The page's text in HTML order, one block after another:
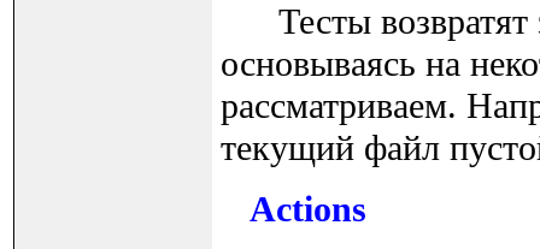
Тесты возвратят
основываясь на
рассматриваем.
текущий файл
Actions